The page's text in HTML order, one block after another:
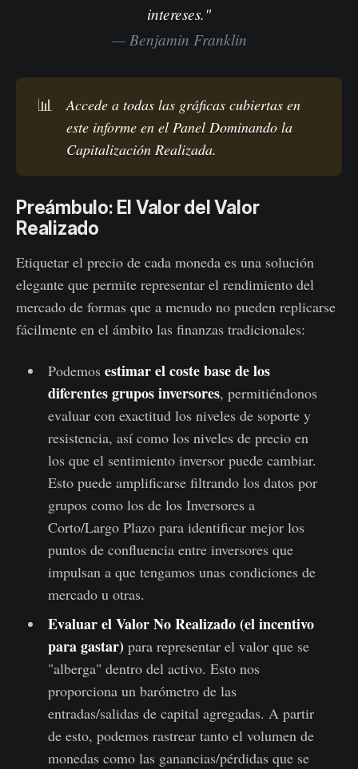
intereses."
— Benjamin Franklin
📊
Accede a todas las gráficas cubiertas en
este informe en el Panel Dominando la
Capitalización Realizada.
Preámbulo: El Valor del Valor
Realizado
Etiquetar el precio de cada moneda es una solución
elegante que permite representar el rendimiento del
mercado de formas que a menudo no pueden replicarse
fácilmente en el ámbito las finanzas tradicionales:
Podemos estimar el coste base de los
diferentes grupos inversores, permitiéndonos
evaluar con exactitud los niveles de soporte y
resistencia, así como los niveles de precio en
los que el sentimiento inversor puede cambiar.
Esto puede amplificarse filtrando los datos por
grupos como los de los Inversores a
Corto/Largo Plazo para identificar mejor los
puntos de confluencia entre inversores que
impulsan a que tengamos unas condiciones de
mercado u otras.
Evaluar el Valor No Realizado (el incentivo
para gastar) para representar el valor que se
"alberga" dentro del activo. Esto nos
proporciona un barómetro de las
entradas/salidas de capital agregadas. A partir
de esto, podemos rastrear tanto el volumen de
monedas como las ganancias/pérdidas que se